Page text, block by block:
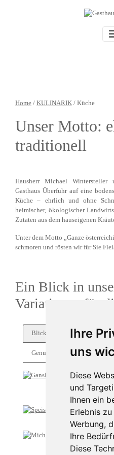
Ihre
uns
Diese
und
Ihnen ein
Erlebnis
Werbung,
Ihre
Diese
Home / KULINARIK / Küche
Unser Motto:
traditionell
Hausherr Michael
Gasthaus Überfuhr auf eine
Küche – ehrlich und ohne
heimischer, ökologischer
Zutaten aus dem hauseigenen
Unter dem Motto „Ganze
schmoren und rösten wir für Sie
Ein Blick in
Variationen für
Blick in die Küche
Genuss